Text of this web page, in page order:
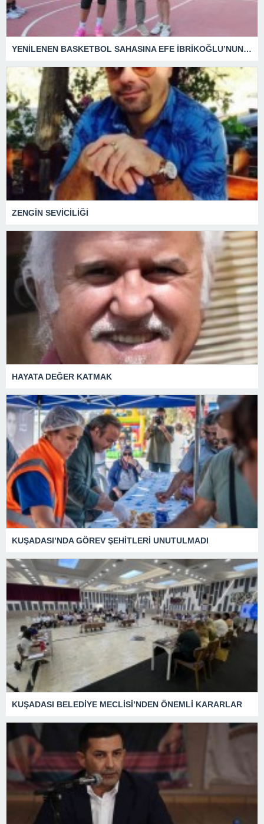
YENİLENEN BASKETBOL SAHASINA EFE İBRİKOĞLU’NUN ADI VERİLDİ
ZENGİN SEVİCİLİĞİ
HAYATA DEĞER KATMAK
KUŞADASI’NDA GÖREV ŞEHİTLERİ UNUTULMADI
KUŞADASI BELEDİYE MECLİSİ’NDEN ÖNEMLİ KARARLAR